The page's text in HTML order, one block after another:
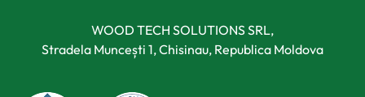
WOOD TECH SOLUTIONS SRL,
Stradela Muncești 1, Chisinau, Republica Moldova